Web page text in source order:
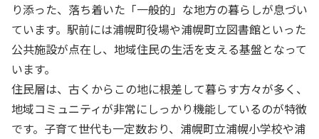
り添った、落ち着いた「一般的」な地方の暮らしが息づい
ています。駅前には浦幌町役場や浦幌町立図書館といった
公共施設が点在し、地域住民の生活を支える基盤となって
います。
住民層は、古くからこの地に根差して暮らす方々が多く、
地域コミュニティが非常にしっかり機能しているのが特徴
です。子育て世代も一定数おり、浦幌町立浦幌小学校や浦